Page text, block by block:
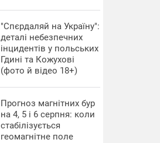
"Спєрдаляй на Україну":
деталі небезпечних
інцидентів у польських
Гдині та Кожухові
(фото й відео 18+)
Прогноз магнітних бур
на 4, 5 і 6 серпня: коли
стабілізується
геомагнітне поле